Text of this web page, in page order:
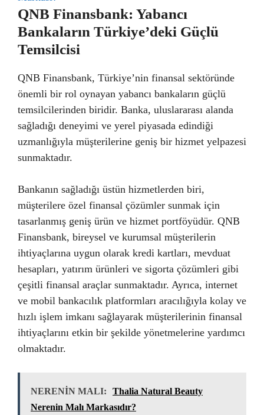
QNB Finansbank: Yabancı
Bankaların Türkiye’deki Güçlü
Temsilcisi
QNB Finansbank, Türkiye’nin finansal sektöründe
önemli bir rol oynayan yabancı bankaların güçlü
temsilcilerinden biridir. Banka, uluslararası alanda
sağladığı deneyimi ve yerel piyasada edindiği
uzmanlığıyla müşterilerine geniş bir hizmet yelpazesi
sunmaktadır.
Bankanın sağladığı üstün hizmetlerden biri,
müşterilere özel finansal çözümler sunmak için
tasarlanmış geniş ürün ve hizmet portföyüdür. QNB
Finansbank, bireysel ve kurumsal müşterilerin
ihtiyaçlarına uygun olarak kredi kartları, mevduat
hesapları, yatırım ürünleri ve sigorta çözümleri gibi
çeşitli finansal araçlar sunmaktadır. Ayrıca, internet
ve mobil bankacılık platformları aracılığıyla kolay ve
hızlı işlem imkanı sağlayarak müşterilerinin finansal
ihtiyaçlarını etkin bir şekilde yönetmelerine yardımcı
olmaktadır.
NERENİN MALI:
Thalia Natural Beauty
Nerenin Malı Markasıdır?